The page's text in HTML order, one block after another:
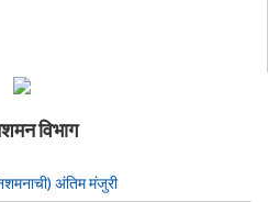
विभाग
अंतिम मंजुरी